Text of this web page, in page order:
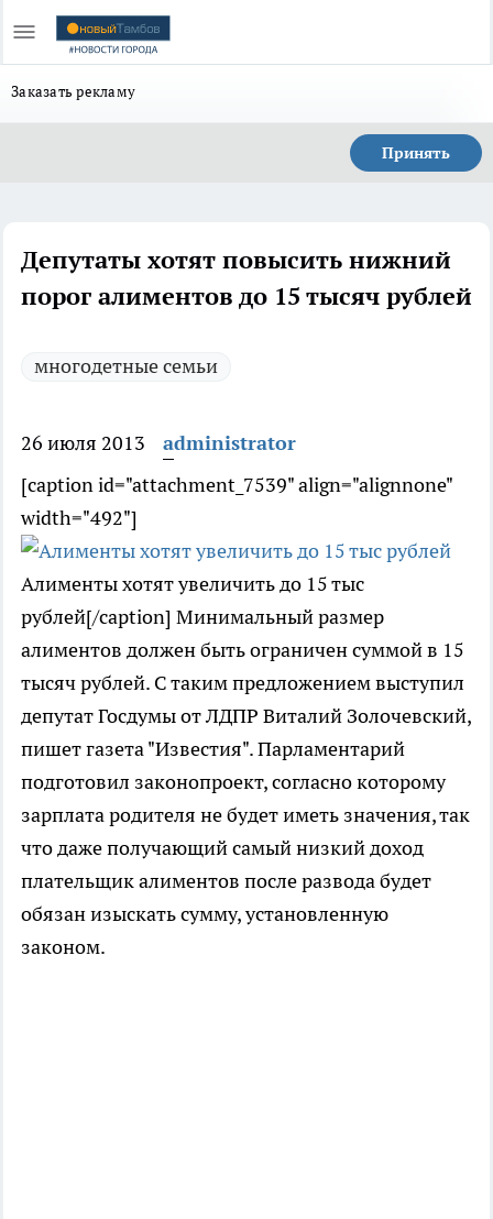
Заказать рекламу
Принять
Депутаты хотят повысить нижний
порог алиментов до 15 тысяч рублей
многодетные семьи
26 июля 2013
administrator
[caption id="attachment_7539" align="alignnone"
width="492"]
Алименты хотят увеличить до 15 тыс
рублей[/caption] Минимальный размер
алиментов должен быть ограничен суммой в 15
тысяч рублей. С таким предложением выступил
депутат Госдумы от ЛДПР Виталий Золочевский,
пишет газета "Известия". Парламентарий
подготовил законопроект, согласно которому
зарплата родителя не будет иметь значения, так
что даже получающий самый низкий доход
плательщик алиментов после развода будет
обязан изыскать сумму, установленную
законом.